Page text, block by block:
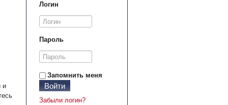
и
Логин
Пароль
Запомнить меня
Войти
Забыли логин?